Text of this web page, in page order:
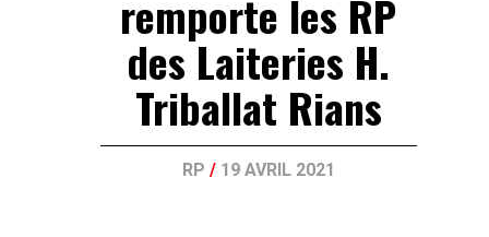
remporte les RP
des Laiteries H.
Triballat Rians
RP / 19 AVRIL 2021